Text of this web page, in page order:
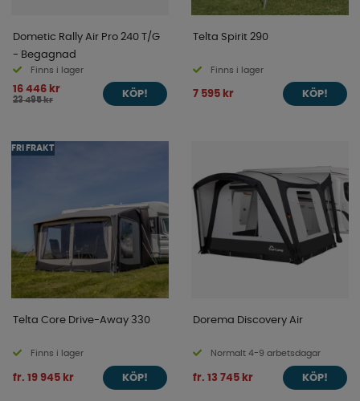
Dometic Rally Air Pro 240 T/G
- Begagnad
Finns i lager
16 446 kr
23 495 kr
KÖP!
Telta Spirit 290
Finns i lager
7 595 kr KÖP!
FRI FRAKT
Telta Core Drive-Away 330
Finns i lager
fr. 19 945 kr KÖP!
Dorema Discovery Air
Normalt 4-9 arbetsdagar
fr. 13 745 kr KÖP!